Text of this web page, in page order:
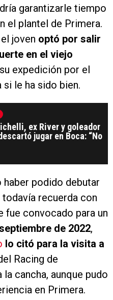
garantizarle tiempo
el plantel de Primera.
joven optó por salir
en el viejo
expedición por el
si le ha sido bien.
ex River y goleador
jugar en Boca: “No
haber podido debutar
recuerda con
fue convocado para un
de 2022,
lo citó para la visita a
Racing de
cancha, aunque pudo
en Primera.